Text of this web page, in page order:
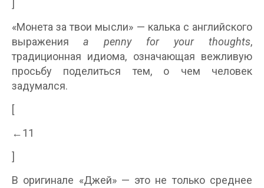
]
«Монета за твои мысли» — калька с английского
выражения a penny for your thoughts,
традиционная идиома, означающая вежливую
просьбу поделиться тем, о чем человек
задумался.
[
←11
]
В оригинале «Джей» — это не только среднее